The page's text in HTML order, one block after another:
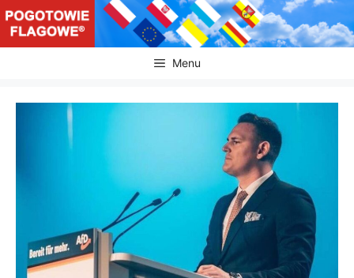
Przejdź
do
treści
Menu